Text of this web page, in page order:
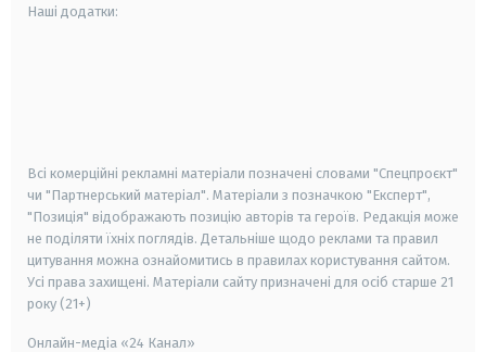
Наші додатки:
Всі комерційні рекламні матеріали позначені словами "Спецпроєкт"
чи "Партнерський матеріал". Матеріали з позначкою "Експерт",
"Позиція" відображають позицію авторів та героїв. Редакція може
не поділяти їхніх поглядів. Детальніше щодо реклами та правил
цитування можна ознайомитись в правилах користування сайтом.
Усі права захищені. Матеріали сайту призначені для осіб старше 21
року (21+)
Онлайн-медіа «24 Канал»